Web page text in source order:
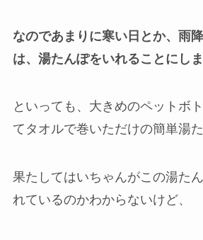
なのであまりに寒い日とか、雨
は、湯たんぽをいれることにしま
といっても、大きめのペットボ
てタオルで巻いただけの簡単湯た
果たしてはいちゃんがこの湯た
れているのかわからないけど、